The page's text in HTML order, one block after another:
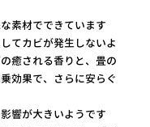
素材でできています
てカビが発生しないよ
癒される香りと、畳の
効果で、さらに安らぐ
響が大きいようです